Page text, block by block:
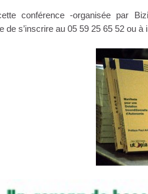
conférence -organisée par
de s’inscrire au 05 59 25 65 52 ou à